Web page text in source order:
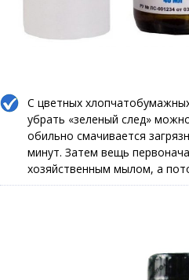
С цветных
убрать «зеленый след»
обильно смачивается
минут. Затем вещь
хозяйственным мылом, а